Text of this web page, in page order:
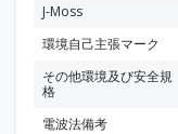
J-Moss
環境自己主張マーク
その他環境及び安全規
格
電波法備考